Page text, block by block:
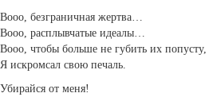
Вооо, безграничная жертва…
Вооо, расплывчатые идеалы…
Вооо, чтобы больше не губить их попусту,
Я искромсал свою печаль.
Убирайся от меня!